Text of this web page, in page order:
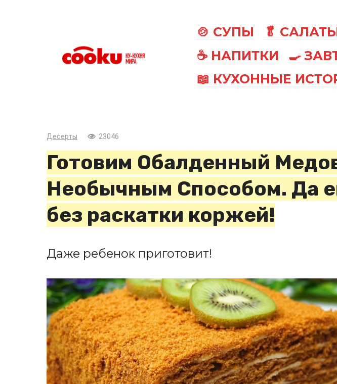
🍲 СУПЫ 🥬
☕ НАПИТКИ
🍳
📖 КУХОННЫЕ
Десерты 23046
Готовим Обалденный
Необычным Способом. Да
без раскатки коржей!
Даже ребенок приготовит!